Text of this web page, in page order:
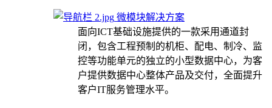
微模块解决方案
面向ICT基础设施提供的一款采用通道封
闭，包含工程预制的机柜、配电、制冷、监
控等功能单元的独立的小型数据中心，为客
户提供数据中心整体产品及交付，全面提升
客户IT服务管理水平。